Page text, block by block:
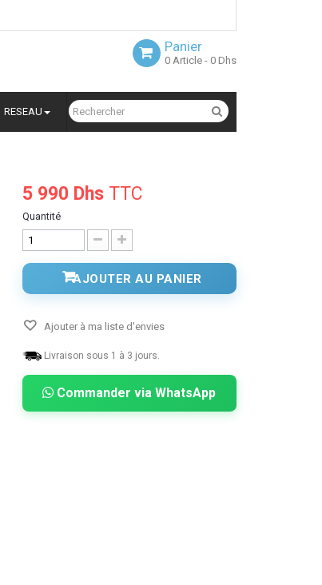
Panier
0 Article - 0 Dhs
RESEAU
5 990 Dhs TTC
Quantité
AJOUTER AU PANIER
Ajouter à ma liste d'envies
Livraison sous 1 à 3 jours.
Commander via WhatsApp